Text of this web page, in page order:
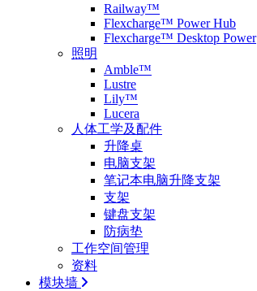
Railway™
Flexcharge™ Power Hub
Flexcharge™ Desktop Power
照明
Amble™
Lustre
Lily™
Lucera
人体工学及配件
升降桌
电脑支架
笔记本电脑升降支架
支架
键盘支架
防病垫
工作空间管理
资料
模块墙